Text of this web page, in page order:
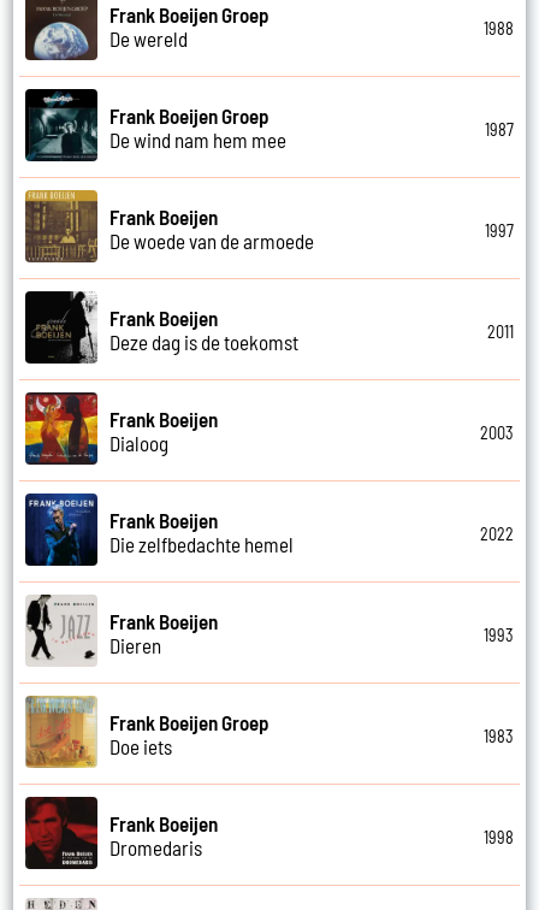
Frank Boeijen Groep
De wereld
1988
Frank Boeijen Groep
De wind nam hem mee
1987
Frank Boeijen
De woede van de armoede
1997
Frank Boeijen
Deze dag is de toekomst
2011
Frank Boeijen
Dialoog
2003
Frank Boeijen
Die zelfbedachte hemel
2022
Frank Boeijen
Dieren
1993
Frank Boeijen Groep
Doe iets
1983
Frank Boeijen
Dromedaris
1998